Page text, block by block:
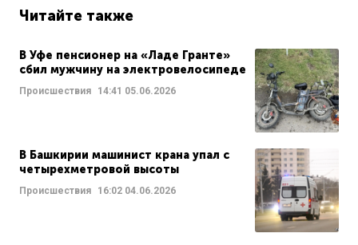
Читайте также
В Уфе пенсионер на «Ладе Гранте»
сбил мужчину на электровелосипеде
Происшествия 14:41 05.06.2026
В Башкирии машинист крана упал с
четырехметровой высоты
Происшествия 16:02 04.06.2026